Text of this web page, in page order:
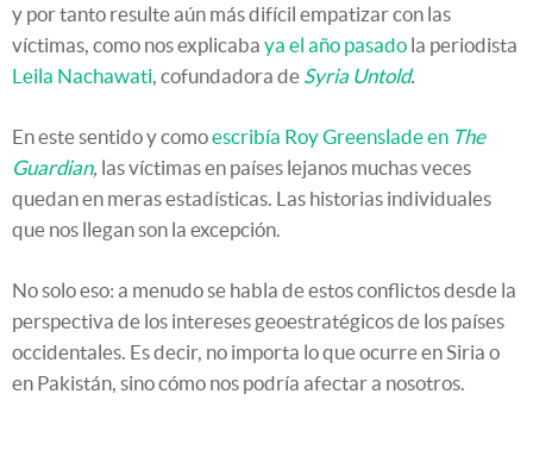
y por tanto resulte aún más difícil empatizar con las
víctimas, como nos explicaba ya el año pasado la periodista
Leila Nachawati, cofundadora de Syria Untold.
En este sentido y comoescribía Roy Greenslade en The
Guardian, las víctimas en países lejanos muchas veces
quedan en meras estadísticas. Las historias individuales
que nos llegan son la excepción.
No solo eso: a menudo se habla de estos conflictos desde la
perspectiva de los intereses geoestratégicos de los países
occidentales. Es decir, no importa lo que ocurre en Siria o
en Pakistán, sino cómo nos podría afectar a nosotros.